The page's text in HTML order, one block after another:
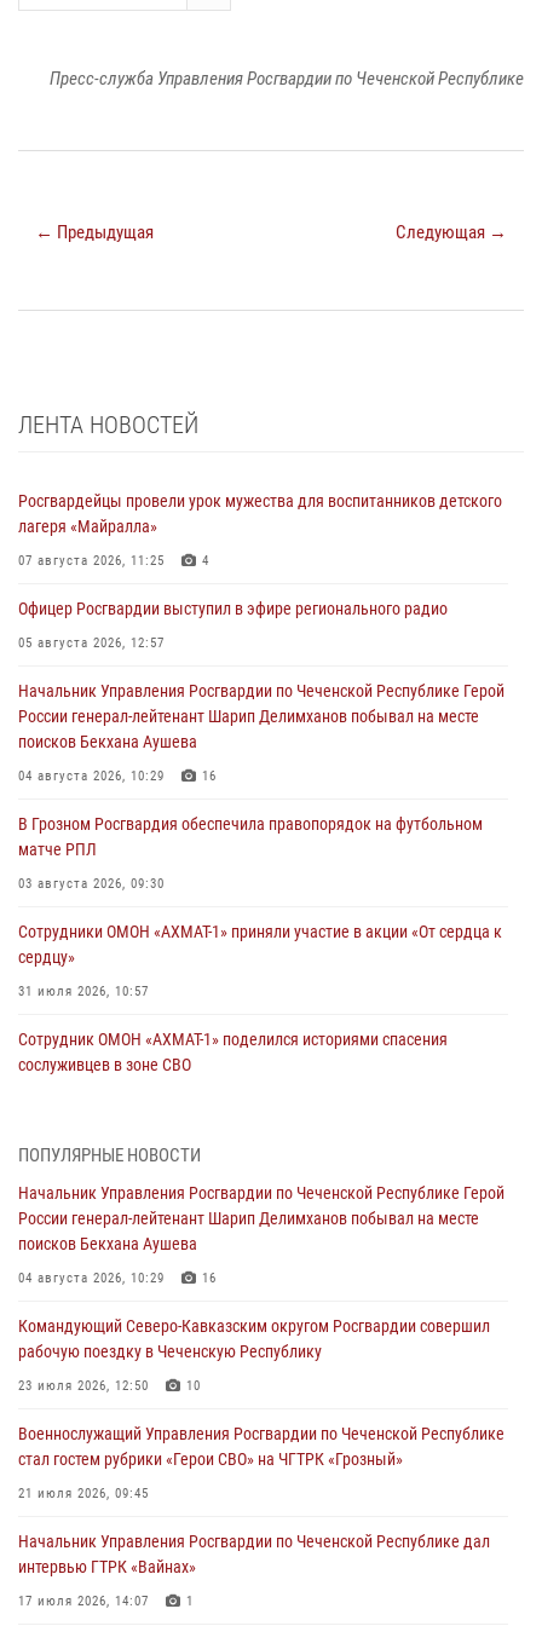
Пресс-служба Управления Росгвардии по Чеченской Республике
← Предыдущая Следующая →
ЛЕНТА НОВОСТЕЙ
Росгвардейцы провели урок мужества для воспитанников детского
лагеря «Майралла»
07 августа 2026, 11:25 4
Офицер Росгвардии выступил в эфире регионального радио
05 августа 2026, 12:57
Начальник Управления Росгвардии по Чеченской Республике Герой
России генерал-лейтенант Шарип Делимханов побывал на месте
поисков Бекхана Аушева
04 августа 2026, 10:29 16
В Грозном Росгвардия обеспечила правопорядок на футбольном
матче РПЛ
03 августа 2026, 09:30
Сотрудники ОМОН «АХМАТ-1» приняли участие в акции «От сердца к
сердцу»
31 июля 2026, 10:57
Сотрудник ОМОН «АХМАТ-1» поделился историями спасения
сослуживцев в зоне СВО
Командующий Северо-Кавказским округом Росгвардии совершил
23 июля 2026, 12:50
Военнослужащий Управления Росгвардии по Чеченской Республике
стал гостем рубрики «Герои СВО» на ЧГТРК «Грозный»
В ДНР росгвардейцы уничтожили около 80 вражеских
беспилотников самолётного типа
В Грозном Росгвардия обеспечила безопасность конно-спортивных
соревнований
ПОПУЛЯРНЫЕ НОВОСТИ
Начальник Управления Росгвардии по Чеченской Республике Герой
России генерал-лейтенант Шарип Делимханов побывал на месте
поисков Бекхана Аушева
04 августа 2026, 10:29 16
Командующий Северо-Кавказским округом Росгвардии совершил
рабочую поездку в Чеченскую Республику
23 июля 2026, 12:50 10
Военнослужащий Управления Росгвардии по Чеченской Республике
стал гостем рубрики «Герои СВО» на ЧГТРК «Грозный»
21 июля 2026, 09:45
Начальник Управления Росгвардии по Чеченской Республике дал
интервью ГТРК «Вайнах»
17 июля 2026, 14:07 1